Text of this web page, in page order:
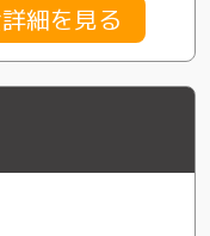
細を見る